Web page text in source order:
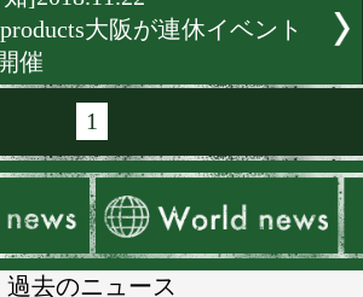
リングコスチュームの受注
開催
[告知]2020.1.9
田中恒成が大阪に来る!
[ニュース]2019.4.4